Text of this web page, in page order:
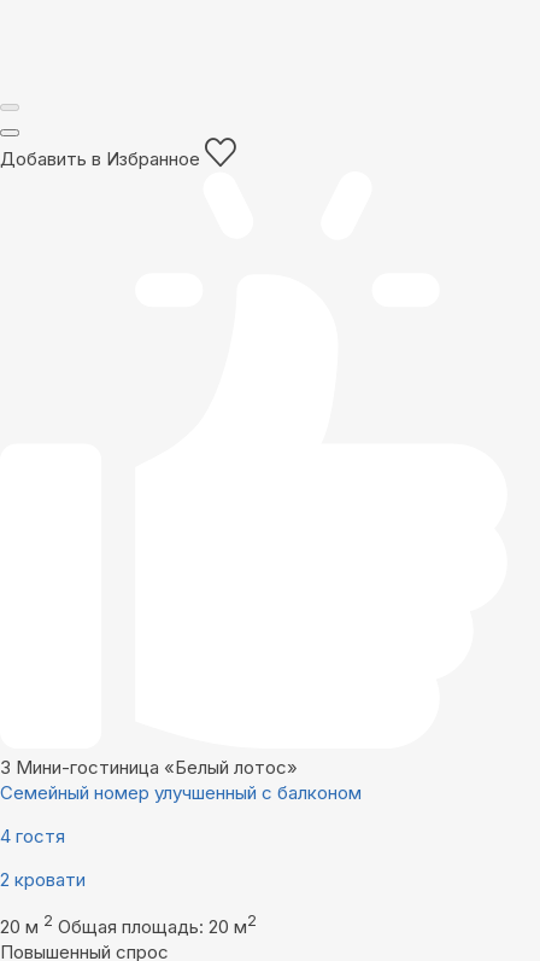
Добавить в Избранное
3 Мини-гостиница «Белый лотос»
Семейный номер улучшенный с балконом
4 гостя
2 кровати
20 м 2 Общая площадь: 20 м2
Повышенный спрос